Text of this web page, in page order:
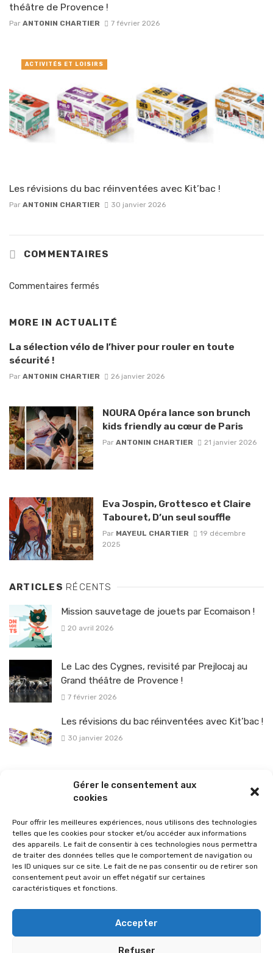
Gérer le consentement aux
cookies
Pour offrir les meilleures expériences, nous utilisons des technologies
telles que les cookies pour stocker et/ou accéder aux informations
des appareils. Le fait de consentir à ces technologies nous permettra
de traiter des données telles que le comportement de navigation ou
les ID uniques sur ce site. Le fait de ne pas consentir ou de retirer son
consentement peut avoir un effet négatif sur certaines
caractéristiques et fonctions.
Accepter
Refuser
théâtre de Provence !
Par ANTONIN CHARTIER 7 février 2026
Les révisions du bac réinventées avec Kit’bac !
Par ANTONIN CHARTIER 30 janvier 2026
ACTIVITÉS ET LOISIRS
COMMENTAIRES
Commentaires fermés
MORE IN ACTUALITÉ
La sélection vélo de l’hiver pour rouler en toute
sécurité !
Par ANTONIN CHARTIER 26 janvier 2026
NOURA Opéra lance son brunch
kids friendly au cœur de Paris
Par ANTONIN CHARTIER 21 janvier 2026
Eva Jospin, Grottesco et Claire
Tabouret, D’un seul souffle
Par MAYEUL CHARTIER
19 décembre
2025
ARTICLES RÉCENTS
Mission sauvetage de jouets par Ecomaison !
20 avril 2026
Le Lac des Cygnes, revisité par Prejlocaj au
Grand théâtre de Provence !
7 février 2026
Les révisions du bac réinventées avec Kit’bac !
30 janvier 2026